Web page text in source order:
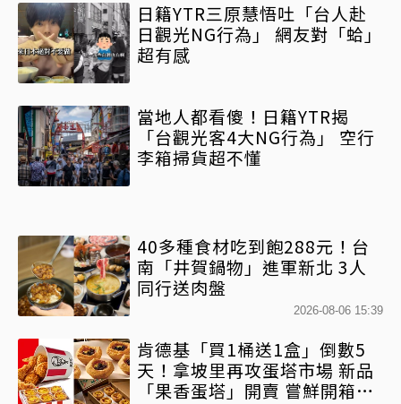
日籍YTR三原慧悟吐「台人赴
日觀光NG行為」 網友對「蛤」
超有感
當地人都看傻！日籍YTR揭
「台觀光客4大NG行為」 空行
李箱掃貨超不懂
40多種食材吃到飽288元！台
南「井賀鍋物」進軍新北 3人
同行送肉盤
2026-08-06 15:39
肯德基「買1桶送1盒」倒數5
天！拿坡里再攻蛋塔市場 新品
「果香蛋塔」開賣 嘗鮮開箱現